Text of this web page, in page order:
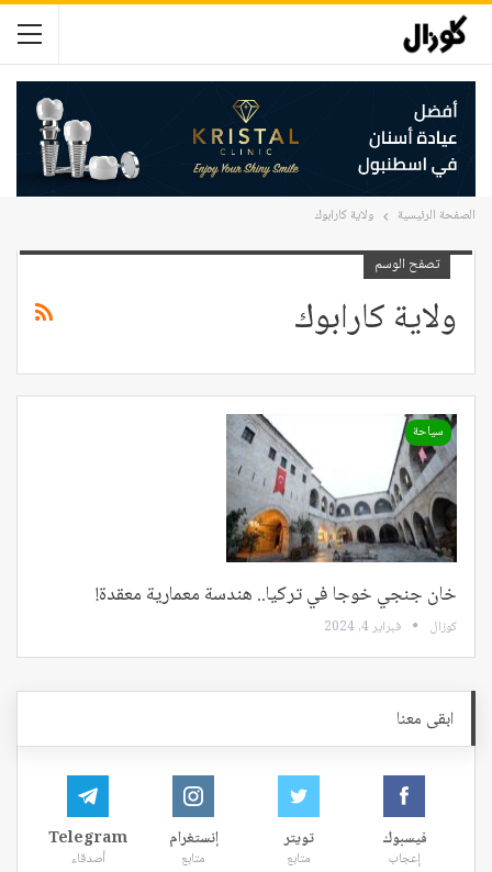
الصفحة الرئيسية ولاية كارابوك
تصفح الوسم
ولاية كارابوك
سياحة
خان جنجي خوجا في تركيا.. هندسة معمارية معقدة!
كوزال فبراير 4, 2024
ابقى معنا
فيسبوك
إعجاب
تويتر
متابع
إنستغرام
متابع
Telegram
أصدقاء